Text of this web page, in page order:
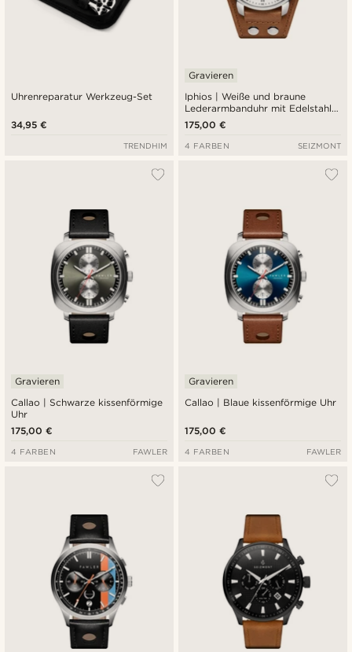
Uhrenreparatur Werkzeug-Set
34,95 €
TRENDHIM
Iphios | Weiße und braune
Lederarmbanduhr mit Edelstahl-
Chronograph
Gravieren
175,00 €
4 FARBEN SEIZMONT
Callao | Schwarze kissenförmige
Uhr
Gravieren
175,00 €
4 FARBEN FAWLER
Callao | Blaue kissenförmige Uhr
Gravieren
175,00 €
4 FARBEN FAWLER